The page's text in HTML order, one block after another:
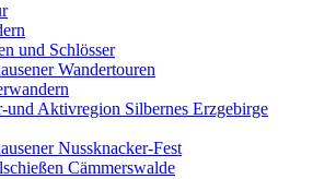
und Schlösser
Wandertouren
und Aktivregion Silbernes Erzgebirge
Nussknacker-Fest
Cämmerswalde